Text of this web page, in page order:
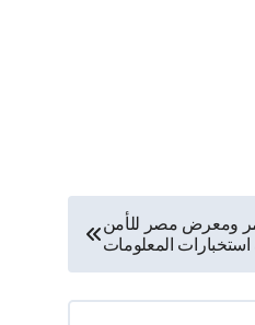
ومعرض مصر للأمن
استخبارات المعلومات